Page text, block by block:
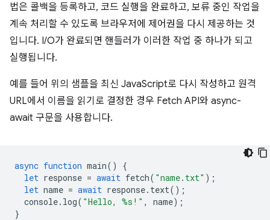
법은 콜백을 등록하고, 코드 실행을 완료하고, 보류 중인 작업을
계속 처리할 수 있도록 브라우저에 제어권을 다시 제공하는 것
입니다. I/O가 완료되면 핸들러가 이러한 작업 중 하나가 되고
실행됩니다.
예를 들어 위의 샘플을 최신 JavaScript로 다시 작성하고 원격
URL에서 이름을 읽기로 결정한 경우 Fetch API와 async-
await 구문을 사용합니다.
async function main()
{
let response = await fetch( "name.txt" );
let name = await response. text();
console. log( "Hello, %s!" , name);
}